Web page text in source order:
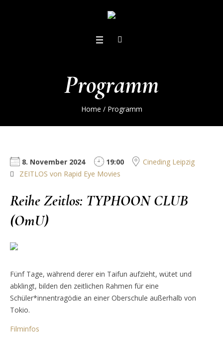
Programm
Home / Programm
8. November 2024 19:00
Cineding Leipzig
ZEITLOS von Rapid Eye Movies
Reihe Zeitlos: TYPHOON CLUB
(OmU)
Fünf Tage, während derer ein Taifun aufzieht, wütet und
abklingt, bilden den zeitlichen Rahmen für eine
Schüler*innentragödie an einer Oberschule außerhalb von
Tokio.
Filminfos